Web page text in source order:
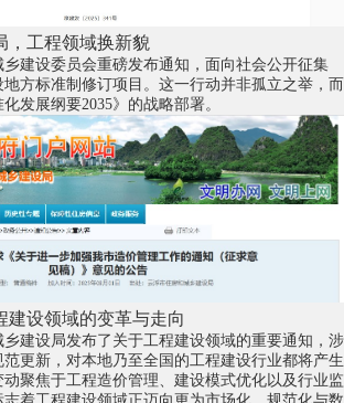
，工程领域换新貌
建设委员会重磅发布通知，面向社会公开征集
地方标准制修订项目。这一行动并非孤立之举，而
发展纲要2035》的战略部署。
建设领域的变革与走向
建设局发布了关于工程建设领域的重要通知，涉
更新，对本地乃至全国的工程建设行业都将产生
聚焦于工程造价管理、建设模式优化以及行业监